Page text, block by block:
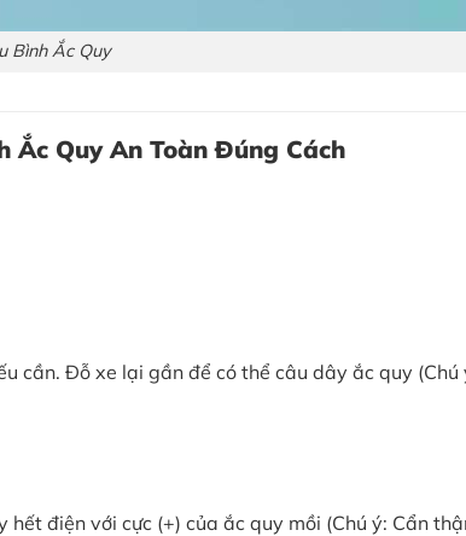
Bình Ắc Quy
Ắc Quy An Toàn Đúng Cách
cần. Đỗ xe lại gần để có thể câu dây ắc quy (Chú
điện với cực (+) của ắc quy mồi (Chú ý: Cẩn